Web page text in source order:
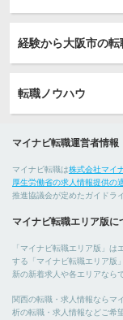
経験から大阪市の
転職ノウハウ
マイナビ転職運営者情報
マイナビ転職は株式会社マイ
厚生労働省の求人情報提供の
推進協議会が定めたガイドラ
マイナビ転職エリア版に
「マイナビ転職エリア版」は
する「マイナビ転職エリア版
新の新着求人や各エリアなら
関西の転職・求人情報ならマ
析の転職・求人情報などご希